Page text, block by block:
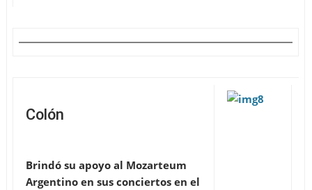
Colón
Brindó su apoyo al Mozarteum
Argentino en sus conciertos en el